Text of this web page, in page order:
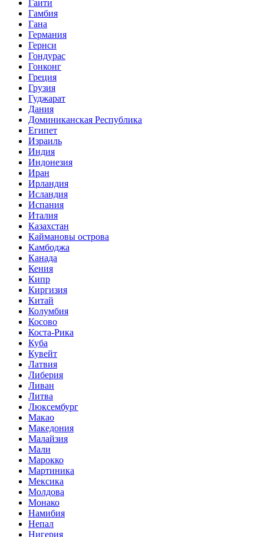
Гаити
Гамбия
Гана
Германия
Гернси
Гондурас
Гонконг
Греция
Грузия
Гуджарат
Дания
Доминиканская Республика
Египет
Израиль
Индия
Индонезия
Иран
Ирландия
Исландия
Испания
Италия
Казахстан
Каймановы острова
Камбоджа
Канада
Кения
Кипр
Киргизия
Китай
Колумбия
Косово
Коста-Рика
Куба
Кувейт
Латвия
Либерия
Ливан
Литва
Люксембург
Макао
Македония
Малайзия
Мали
Марокко
Мартиника
Мексика
Молдова
Монако
Намибия
Непал
Нигерия